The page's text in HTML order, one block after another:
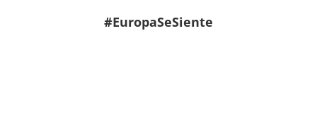
#EuropaSeSiente